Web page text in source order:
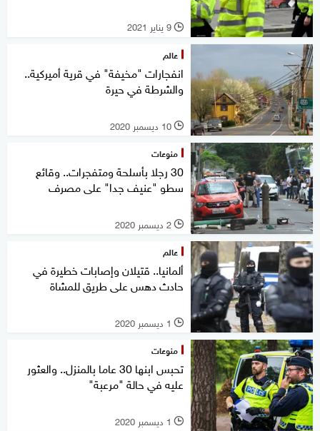
l 9 يناير 2021
عالم
انفجارات "مخيفة" في قرية أميركية..
والشرطة في حيرة
l 10 ديسمبر 2020
منوعات
30 رجلا بأسلحة ومتفجرات.. وقائع
سطو "عنيف جدا" على مصرف
l 2 ديسمبر 2020
عالم
ألمانيا.. قتيلان وإصابات خطيرة في
حادث دهس على طريق للمشاة
l 1 ديسمبر 2020
منوعات
تحبس ابنها 30 عاما بالمنزل.. والعثور
عليه في حالة "مرعبة"
l 1 ديسمبر 2020